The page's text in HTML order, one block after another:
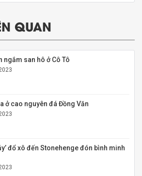
QUAN
ngắm san hô ở Cô Tô
ở cao nguyên đá Đồng Văn
đổ xô đến Stonehenge đón bình minh